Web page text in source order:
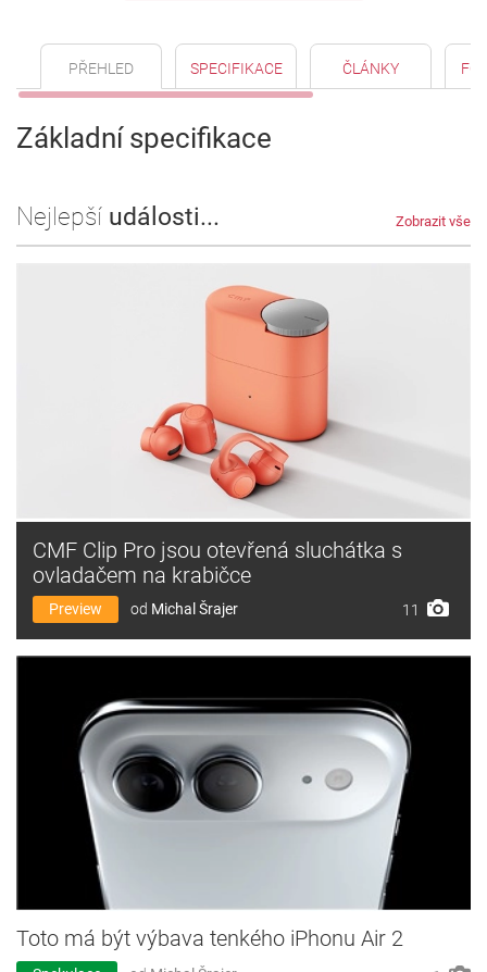
PŘEHLED SPECIFIKACE ČLÁNKY
Základní specifikace
Nejlepší události... Zobrazit vše
CMF Clip Pro jsou otevřená sluchátka s
ovladačem na krabičce
Preview od Michal Šrajer 11
Toto má být výbava tenkého iPhonu Air 2